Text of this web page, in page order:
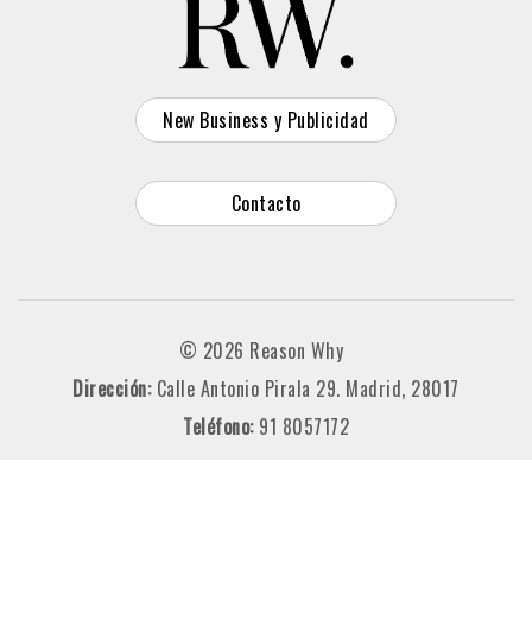
New Business y Publicidad
Contacto
© 2026 Reason Why
Dirección: Calle Antonio Pirala 29. Madrid, 28017
Teléfono: 91 8057172